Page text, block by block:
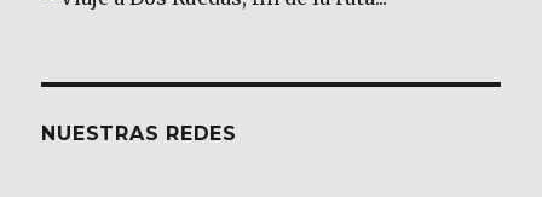
NUESTRAS REDES